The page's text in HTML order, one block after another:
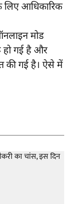
लिए आधिकारिक
मोड
गई है और
की गई है। ऐसे में